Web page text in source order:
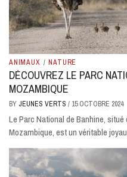
ANIMAUX / NATURE
DÉCOUVREZ LE PARC
MOZAMBIQUE
BY JEUNES VERTS / 15 OCTOBRE 2024
Le Parc National de Banhine,
Mozambique, est un véritable